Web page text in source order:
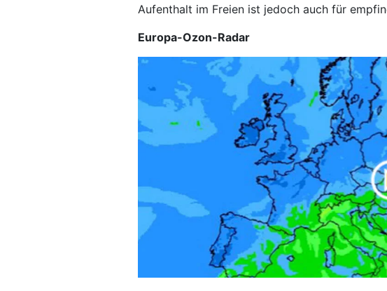
Aufenthalt im Freien ist jedoch auch für
Europa-Ozon-Radar